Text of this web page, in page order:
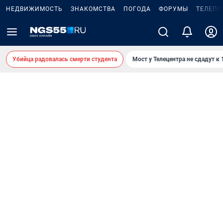
НЕДВИЖИМОСТЬ ЗНАКОМСТВА ПОГОДА ФОРУМЫ
Убийца радовалась смерти студента Мост у Телецентра не сдадут к